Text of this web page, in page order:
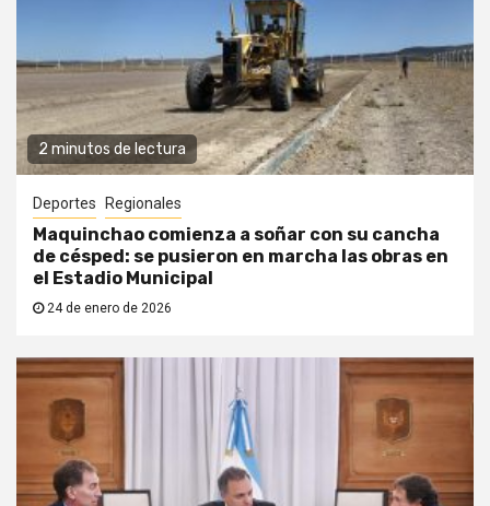
2 minutos de lectura
Deportes Regionales
Maquinchao comienza a soñar con su cancha
de césped: se pusieron en marcha las obras en
el Estadio Municipal
24 de enero de 2026